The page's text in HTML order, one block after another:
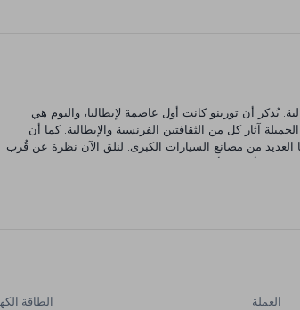
يُذكر أن تورينو كانت أول عاصمة لإيطاليا، واليوم هي
آثار كل من الثقافتين الفرنسية والإيطالية. كما أن
العديد من مصانع السيارات الكبرى. لنلق الآن نظرة عن قُرب
العملة
الطاقة